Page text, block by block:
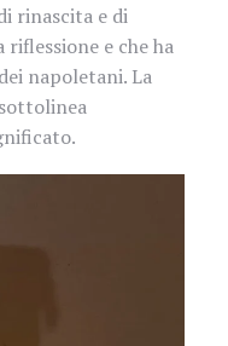
rinascita e di
riflessione e che ha
napoletani. La